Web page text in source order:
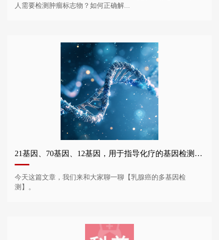
人需要检测肿瘤标志物？如何正确解...
21基因、70基因、12基因，用于指导化疗的基因检测谁需要做？
今天这篇文章，我们来和大家聊一聊【乳腺癌的多基因检
测】。